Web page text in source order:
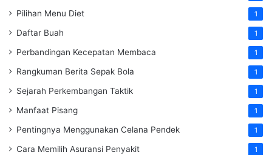
Pilihan Menu Diet 1
Daftar Buah 1
Perbandingan Kecepatan Membaca 1
Rangkuman Berita Sepak Bola 1
Sejarah Perkembangan Taktik 1
Manfaat Pisang 1
Pentingnya Menggunakan Celana Pendek 1
Cara Memilih Asuransi Penyakit 1